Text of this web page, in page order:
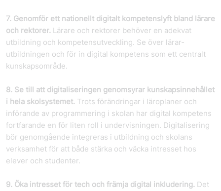
7. Genomför ett nationellt digitalt kompetenslyft bland lärare
och rektorer. Lärare och rektorer behöver en adekvat
utbildning och kompetens­utveckling. Se över lärar­
utbildningen och för in digital kompetens som ett centralt
kunskapsområde.
8. Se till att digitaliseringen genomsyrar kunskapsinnehållet
i hela skolsystemet. Trots förändringar i läroplaner och
införande av programmering i skolan har digital kompetens
fortfarande en för liten roll i undervisningen. Digitalisering
bör genomgående integreras i utbildning och skolans
verksamhet för att både stärka och väcka intresset hos
elever och studenter.
9. Öka intresset för tech och främja digital inkludering. Det